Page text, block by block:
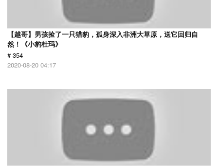
【越哥】男孩捡了一只猎豹，孤身深入非洲大草原，送它回归自
然！《小豹杜玛》
# 354
2020-08-20 04:17